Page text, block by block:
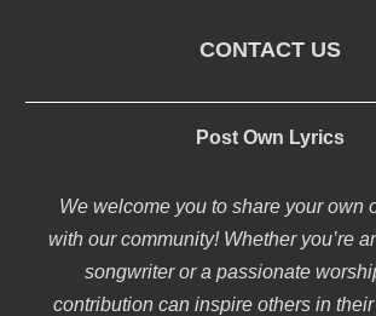
CONTACT US
Post Own Lyrics
We welcome you to share your own
with our community! Whether you’re
songwriter or a passionate
contribution can inspire others in